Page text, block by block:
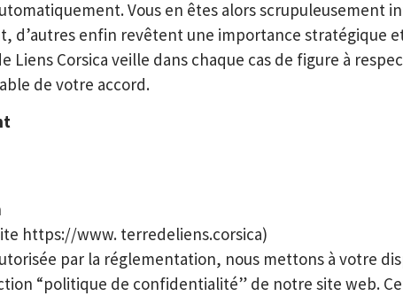
Vous en êtes alors scrupuleusement
d’autres enfin revêtent une importance stratégique
Corsica veille dans chaque cas de figure à
de votre accord.
https://www. terredeliens.corsica)
par la réglementation, nous mettons à votre
“politique de confidentialité” de notre site web.